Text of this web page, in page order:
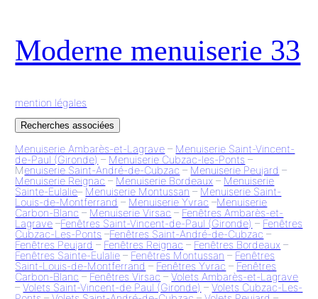
Moderne menuiserie 33
mention légales
Recherches associées
Menuiserie Ambarès-et-Lagrave – Menuiserie Saint-Vincent-
de-Paul (Gironde) – Menuiserie Cubzac-les-Ponts –
Menuiserie Saint-André-de-Cubzac – Menuiserie Peujard –
Menuiserie Reignac – Menuiserie Bordeaux – Menuiserie
Sainte-Eulalie– Menuiserie Montussan – Menuiserie Saint-
Louis-de-Montferrand – Menuiserie Yvrac –Menuiserie
Carbon-Blanc – Menuiserie Virsac – Fenêtres Ambarès-et-
Lagrave –Fenêtres Saint-Vincent-de-Paul (Gironde) – Fenêtres
Cubzac-Les-Ponts –Fenêtres Saint-André-de-Cubzac –
Fenêtres Peujard – Fenêtres Reignac – Fenêtres Bordeaux –
Fenêtres Sainte-Eulalie – Fenêtres Montussan – Fenêtres
Saint-Louis-de-Montferrand – Fenêtres Yvrac – Fenêtres
Carbon-Blanc – Fenêtres Virsac –Volets Ambarès-et-Lagrave
–Volets Saint-Vincent-de Paul (Gironde) –Volets Cubzac-Les-